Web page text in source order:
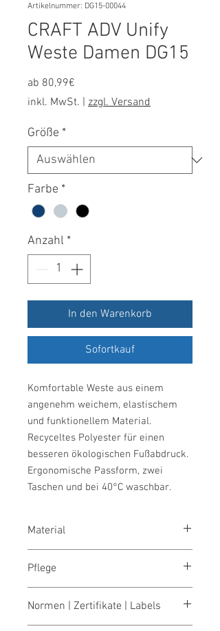
Artikelnummer: DG15-00044
CRAFT ADV Unify
Weste Damen DG15
ab 80,99€
Preis
inkl. MwSt. zzgl. Versand
Größe *
Farbe *
Anzahl *
In den Warenkorb
Sofortkauf
Komfortable Weste aus einem
angenehm weichem, elastischem
und funktionellem Material.
Recyceltes Polyester für einen
besseren ökologischen Fußabdruck.
Ergonomische Passform, zwei
Taschen und bei 40°C waschbar.
Material
Pflege
bleichen nicht erlaubt
trocknen nicht erlaubt
Normen | Zertifikate | Labels